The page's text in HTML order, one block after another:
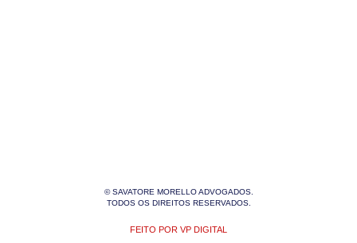
© SAVATORE MORELLO ADVOGADOS.
TODOS OS DIREITOS RESERVADOS.
FEITO POR VP DIGITAL